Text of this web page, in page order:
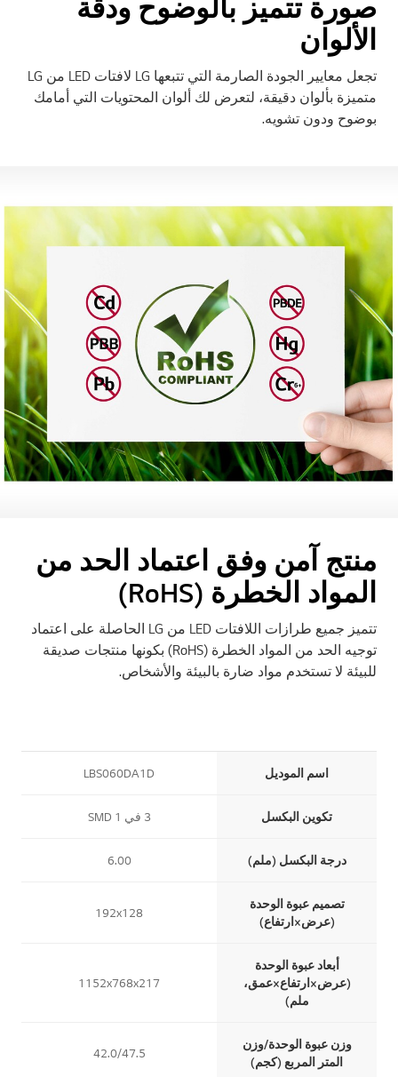
صورة تتميز بالوضوح ودقة
الألوان
تجعل معايير الجودة الصارمة التي تتبعها LG لافتات LED من LG
متميزة بألوان دقيقة، لتعرض لك ألوان المحتويات التي أمامك
بوضوح ودون تشويه.
منتج آمن وفق اعتماد الحد من
المواد الخطرة (RoHS)
تتميز جميع طرازات اللافتات LED من LG الحاصلة على اعتماد
توجيه الحد من المواد الخطرة (RoHS) بكونها منتجات صديقة
للبيئة لا تستخدم مواد ضارة بالبيئة والأشخاص.
اسم الموديل LBS060DA1D
تكوين البكسل 3 في 1 SMD
درجة البكسل (ملم) 6.00
تصميم عبوة الوحدة
(عرض×ارتفاع)
192x128
أبعاد عبوة الوحدة
(عرض×ارتفاع×عمق،
ملم)
1152x768x217
وزن عبوة الوحدة/وزن
المتر المربع (كجم)
42.0/47.5